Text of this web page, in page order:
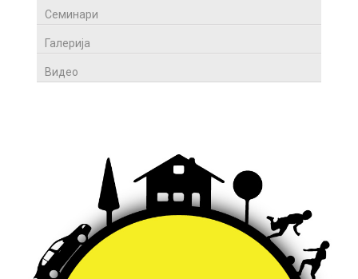
Семинари
Галерија
Видео